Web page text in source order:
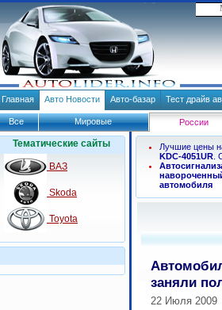
Главная Авто Новости Авто-базар Тест драйв
Все Мировые России
Тематические сайты
ВАЗ
Skoda
Toyota
Лучшие цены
KDC-4051UR .
автомобиля
заняли
22 Июля 2009